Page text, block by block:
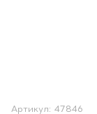
Артикул: 47846